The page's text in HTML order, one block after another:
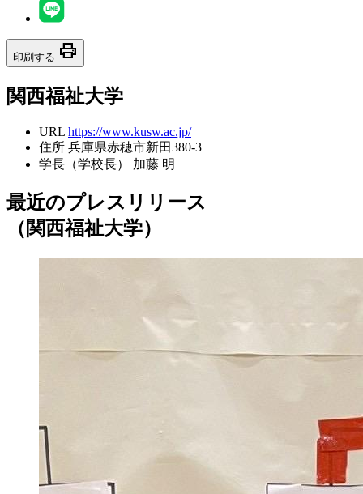
印刷する print
関西福祉大学
URL https://www.kusw.ac.jp/
住所 兵庫県赤穂市新田380-3
学長（学校長）
加藤 明
最近のプレスリリース
（関西福祉大学）